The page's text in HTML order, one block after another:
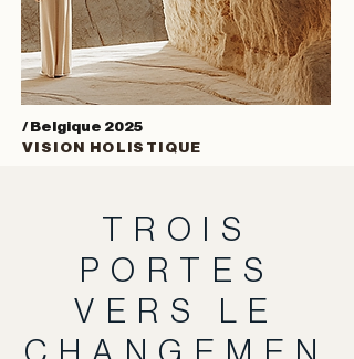
/ Belgique 2025
VISION HOLISTIQUE
TROIS
PORTES
VERS LE
CHANGEMEN